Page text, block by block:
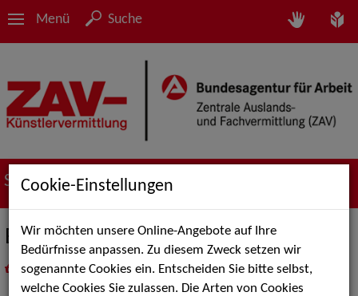
Menü Suche
Suche nach Künstler*innen
Eva B.
als PDF speichern
inMeine Merklistelegen
Cookie-Einstellungen
Wir möchten unsere Online-Angebote auf Ihre
Bedürfnisse anpassen. Zu diesem Zweck setzen wir
sogenannte Cookies ein. Entscheiden Sie bitte selbst,
welche Cookies Sie zulassen. Die Arten von Cookies